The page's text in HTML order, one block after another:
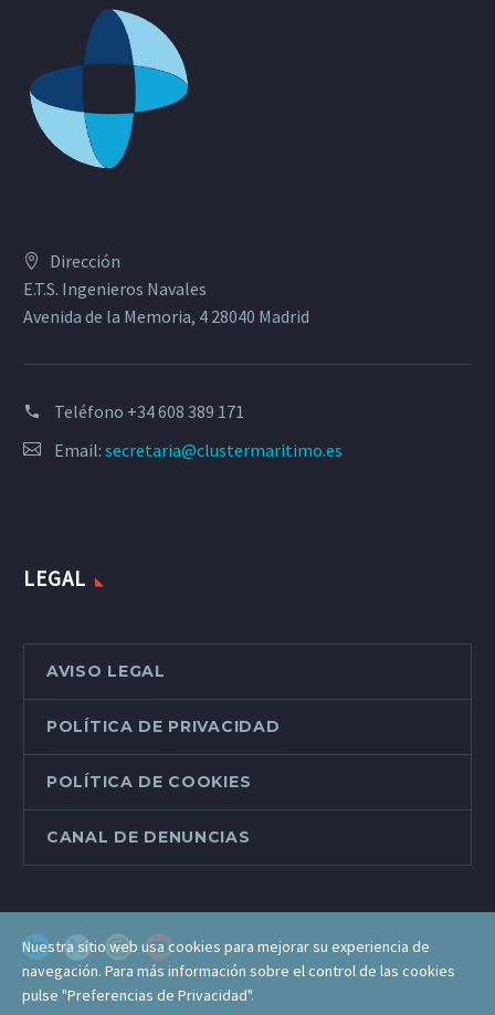
Dirección
E.T.S. Ingenieros Navales
Avenida de la Memoria, 4 28040 Madrid
Teléfono +34 608 389 171
Email: secretaria@clustermaritimo.es
LEGAL
AVISO LEGAL
POLÍTICA DE PRIVACIDAD
POLÍTICA DE COOKIES
CANAL DE DENUNCIAS
Nuestra sitio web usa cookies para mejorar su experiencia de
navegación. Para más información sobre el control de las cookies
pulse "Preferencias de Privacidad".